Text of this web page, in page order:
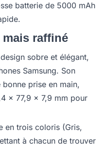
batterie de 5000 mAh
raffiné
sobre et élégant,
Samsung. Son
prise en main,
x 77,9 x 7,9 mm pour
en trois coloris (Gris,
à chacun de trouver